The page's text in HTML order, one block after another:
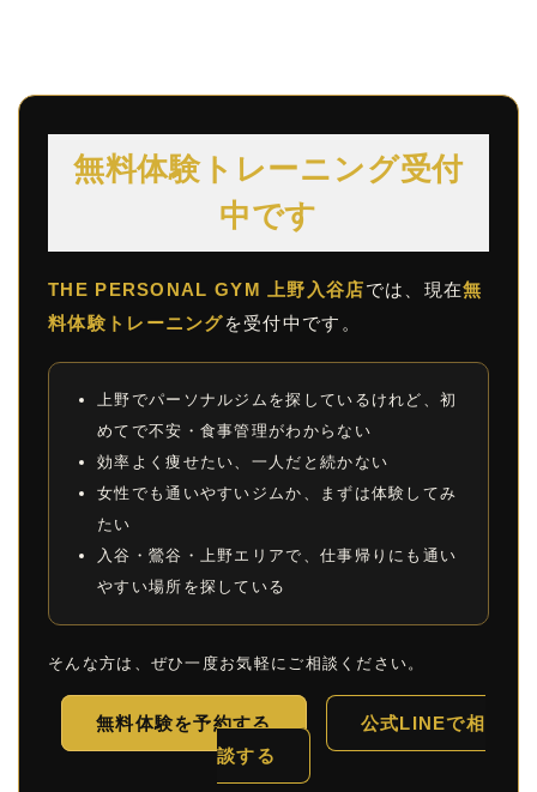
無料体験トレーニング受付
中です
THE PERSONAL GYM 上野入谷店では、現在無
料体験トレーニングを受付中です。
上野でパーソナルジムを探しているけれど、初
めてで不安・食事管理がわからない
効率よく痩せたい、一人だと続かない
女性でも通いやすいジムか、まずは体験してみ
たい
入谷・鶯谷・上野エリアで、仕事帰りにも通い
やすい場所を探している
そんな方は、ぜひ一度お気軽にご相談ください。
無料体験を予約する
公式LINEで相
談する